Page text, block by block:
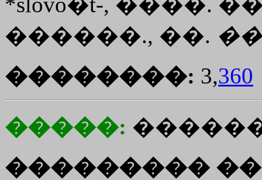
������., ��.
��������: 3,360
�����:
���������